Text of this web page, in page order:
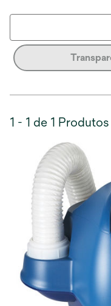
1 - 1 de 1 Produtos